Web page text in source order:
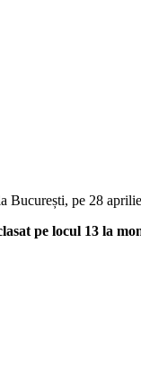
București, pe 28
pe locul 13 la